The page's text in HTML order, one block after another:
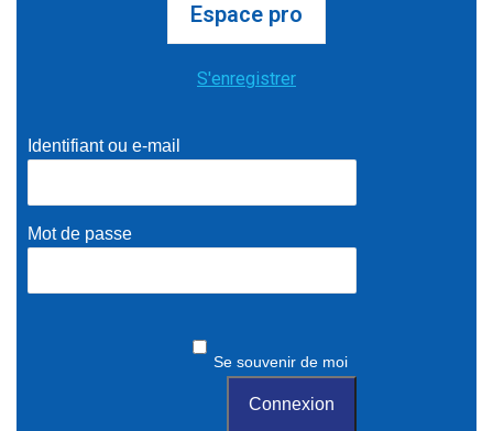
Espace pro
S'enregistrer
Identifiant ou e-mail
Mot de passe
Se souvenir de moi